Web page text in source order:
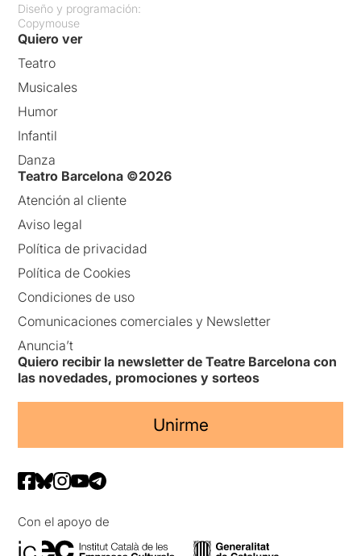
Diseño y programación:
Copymouse
Quiero ver
Teatro
Musicales
Humor
Infantil
Danza
Teatro Barcelona ©2026
Atención al cliente
Aviso legal
Política de privacidad
Política de Cookies
Condiciones de uso
Comunicaciones comerciales y Newsletter
Anuncia’t
Quiero recibir la newsletter de Teatre Barcelona con
las novedades, promociones y sorteos
Unirme
Con el apoyo de